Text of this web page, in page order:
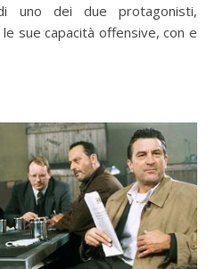
uno dei due protagonisti,
sue capacità offensive, con e